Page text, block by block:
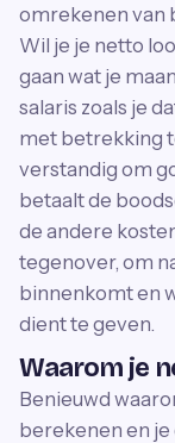
omrekenen van
Wil je je netto
gaan wat je
salaris zoals je
met betrekking
verstandig om
betaalt de
de andere
tegenover, om
binnenkomt en
dient te geven.
Waarom je
Benieuwd
berekenen en